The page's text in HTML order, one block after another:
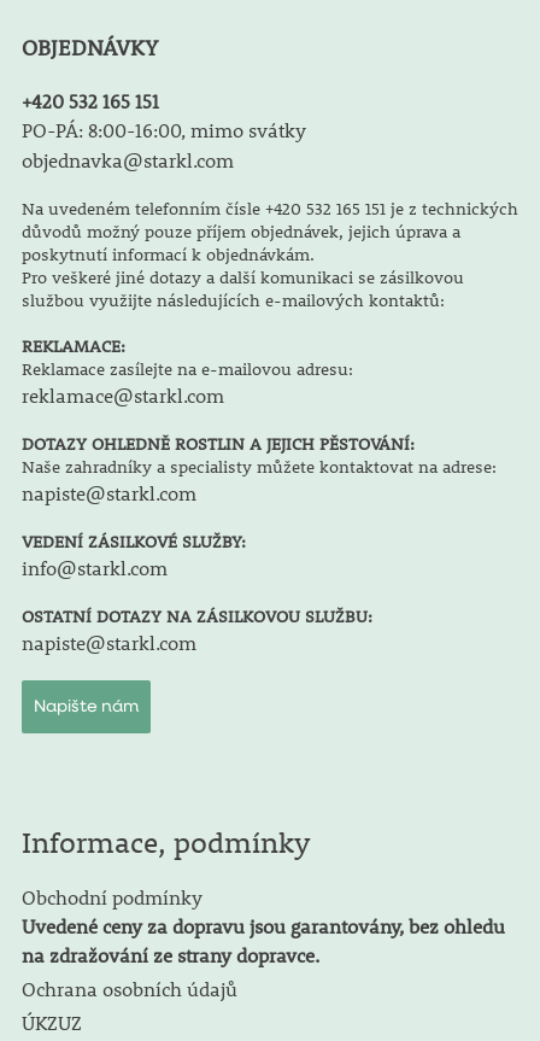
OBJEDNÁVKY
+420 532 165 151
PO-PÁ: 8:00-16:00, mimo svátky
objednavka@starkl.com
Na uvedeném telefonním čísle +420 532 165 151 je z technických
důvodů možný pouze příjem objednávek, jejich úprava a
poskytnutí informací k objednávkám.
Pro veškeré jiné dotazy a další komunikaci se zásilkovou
službou využijte následujících e-mailových kontaktů:
REKLAMACE:
Reklamace zasílejte na e-mailovou adresu:
reklamace@starkl.com
DOTAZY OHLEDNĚ ROSTLIN A JEJICH PĚSTOVÁNÍ:
Naše zahradníky a specialisty můžete kontaktovat na adrese:
napiste@starkl.com
VEDENÍ ZÁSILKOVÉ SLUŽBY:
info@starkl.com
OSTATNÍ DOTAZY NA ZÁSILKOVOU SLUŽBU:
napiste@starkl.com
Napište nám
Informace, podmínky
Obchodní podmínky
Uvedené ceny za dopravu jsou garantovány, bez ohledu
na zdražování ze strany dopravce.
Ochrana osobních údajů
ÚKZUZ